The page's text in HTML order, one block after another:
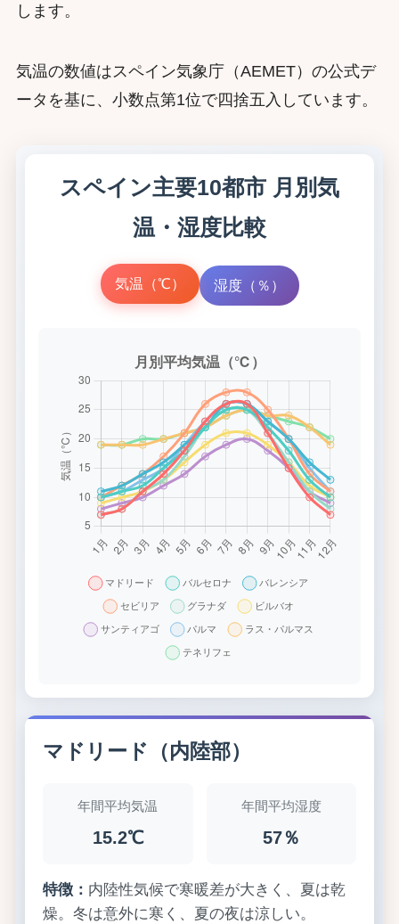
します。
気温の数値はスペイン気象庁（AEMET）の公式デ
ータを基に、小数点第1位で四捨五入しています。
スペイン主要10都市 月別気
温・湿度比較
気温（℃） 湿度（％）
マドリード（内陸部）
年間平均気温
15.2℃
年間平均湿度
57％
特徴： 内陸性気候で寒暖差が大きく、夏は乾
燥。冬は意外に寒く、夏の夜は涼しい。